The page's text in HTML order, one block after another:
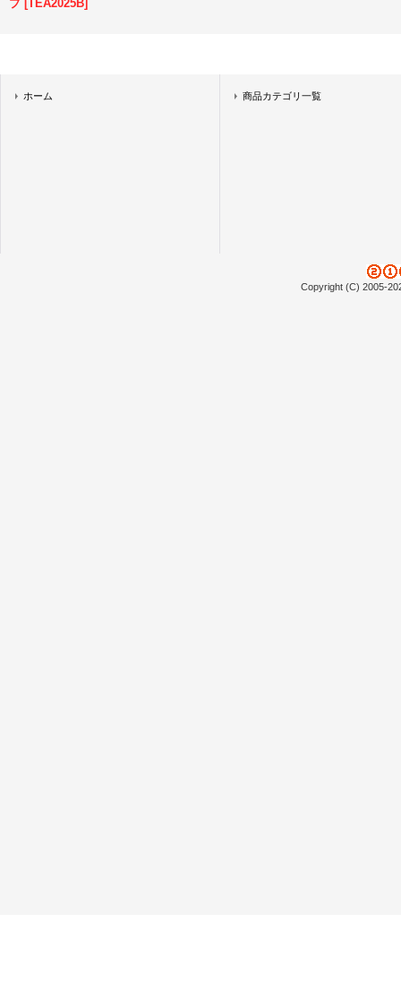
プ [TEA2025B]
ホーム 商品カテゴリ一覧
Copyright (C) 2005-